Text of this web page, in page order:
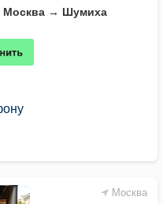
Москва → Шумиха
Москва